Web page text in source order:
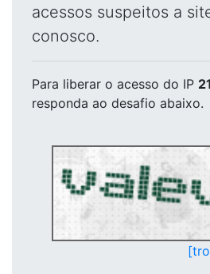
acessos suspeitos a
conosco.
Para liberar o acesso do IP
responda ao desafio abaixo.